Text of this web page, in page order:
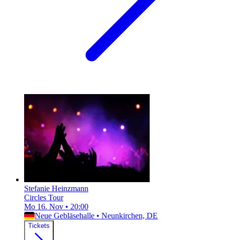
Stefanie Heinzmann
Circles Tour
Mo 16. Nov • 20:00
Neue Gebläsehalle • Neunkirchen, DE
Tickets